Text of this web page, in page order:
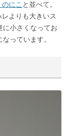
のにこ と並べて。
レよりも大きいス
に小さくなってお
っています。